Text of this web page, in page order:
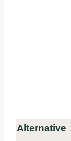
Alternative